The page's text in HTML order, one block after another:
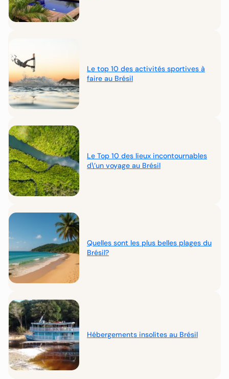
Le top 10 des activités sportives à
faire au Brésil
Le Top 10 des lieux incontournables
d\’un voyage au Brésil
Quelles sont les plus belles plages du
Brésil?
Hébergements insolites au Brésil